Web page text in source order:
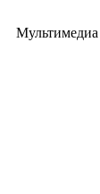
Мультимедиа